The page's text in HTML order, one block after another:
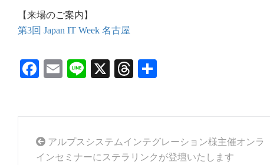
【来場のご案内】
第3回 Japan IT Week 名古屋
Facebook
EmailLineX Threads
アルプスシステムインテグレーション様主催オンラ
インセミナーにステラリンクが登壇いたします